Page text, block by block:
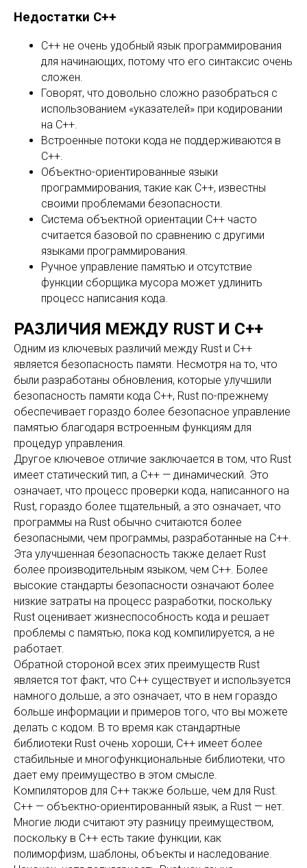
Недостатки С++
C++ не очень удобный язык программирования
для начинающих, потому что его синтаксис очень
сложен.
Говорят, что довольно сложно разобраться с
использованием «указателей» при кодировании
на C++.
Встроенные потоки кода не поддерживаются в
C++.
Объектно-ориентированные языки
программирования, такие как C++, известны
своими проблемами безопасности.
Система объектной ориентации C++ часто
считается базовой по сравнению с другими
языками программирования.
Ручное управление памятью и отсутствие
функции сборщика мусора может удлинить
процесс написания кода.
РАЗЛИЧИЯ МЕЖДУ RUST И C++
Одним из ключевых различий между Rust и C++
является безопасность памяти. Несмотря на то, что
были разработаны обновления, которые улучшили
безопасность памяти кода C++, Rust по-прежнему
обеспечивает гораздо более безопасное управление
памятью благодаря встроенным функциям для
процедур управления.
Другое ключевое отличие заключается в том, что Rust
имеет статический тип, а C++ — динамический. Это
означает, что процесс проверки кода, написанного на
Rust, гораздо более тщательный, а это означает, что
программы на Rust обычно считаются более
безопасными, чем программы, разработанные на C++.
Эта улучшенная безопасность также делает Rust
более производительным языком, чем C++. Более
высокие стандарты безопасности означают более
низкие затраты на процесс разработки, поскольку
Rust оценивает жизнеспособность кода и решает
проблемы с памятью, пока код компилируется, а не
работает.
Обратной стороной всех этих преимуществ Rust
является тот факт, что C++ существует и используется
намного дольше, а это означает, что в нем гораздо
больше информации и примеров того, что вы можете
делать с кодом. В то время как стандартные
библиотеки Rust очень хороши, C++ имеет более
стабильные и многофункциональные библиотеки, что
дает ему преимущество в этом смысле.
Компиляторов для C++ также больше, чем для Rust.
C++ — объектно-ориентированный язык, а Rust — нет.
Многие люди считают эту разницу преимуществом,
поскольку в C++ есть такие функции, как
полиморфизм, шаблоны, объекты и наследование.